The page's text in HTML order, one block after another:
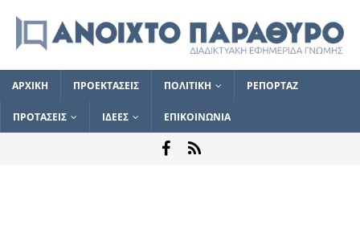
ΑΡΧΙΚΗ ΠΡΟΕΚΤΑΣΕΙΣ ΠΟΛΙΤΙΚΗ ΡΕΠΟΡΤΑΖ
ΠΡΟΤΑΣΕΙΣ ΙΔΕΕΣ ΕΠΙΚΟΙΝΩΝΙΑ